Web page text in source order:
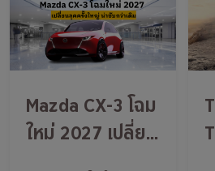
Mazda CX-3 โฉม
ใหม่ 2027 เปลี่ยน